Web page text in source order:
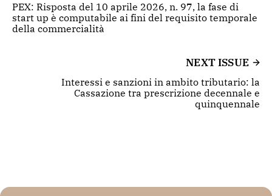
PEX: Risposta del 10 aprile 2026, n. 97, la fase di
start up è computabile ai fini del requisito temporale
della commercialità
NEXT ISSUE
Interessi e sanzioni in ambito tributario: la
Cassazione tra prescrizione decennale e
quinquennale